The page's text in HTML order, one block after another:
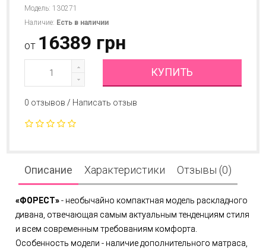
Модель: 130271
Наличие: Есть в наличии
от 16389 грн
КУПИТЬ
0 отзывов / Написать отзыв
Описание Характеристики Отзывы (0)
«ФОРЕСТ»- необычайно компактная модель раскладного
дивана, отвечающая самым актуальным тенденциям стиля
и всем современным требованиям комфорта.
Особенность модели - наличие дополнительного матраса,